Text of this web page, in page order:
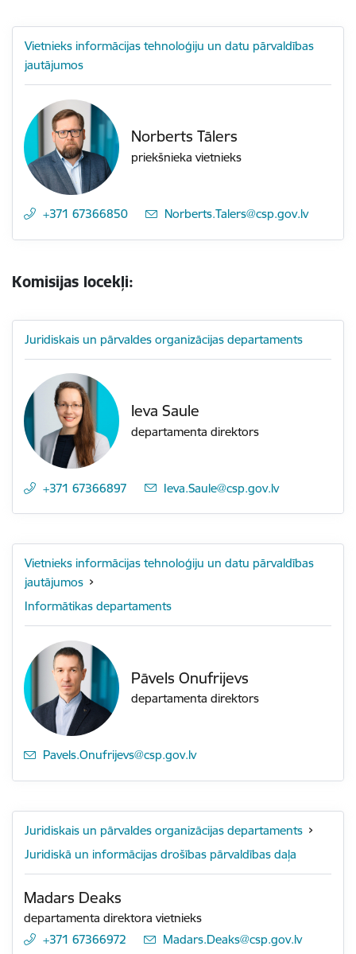
Vietnieks informācijas tehnoloģiju un datu pārvaldības
jautājumos
Norberts Tālers
priekšnieka vietnieks
+371 67366850 E-pasts:
Norberts.Talers@csp.gov.lv
Komisijas locekļi:
Juridiskais un pārvaldes organizācijas departaments
Ieva Saule
departamenta direktors
+371 67366897 E-pasts:
Ieva.Saule@csp.gov.lv
Vietnieks informācijas tehnoloģiju un datu pārvaldības
jautājumos
Informātikas departaments
Pāvels Onufrijevs
departamenta direktors
E-pasts:
Pavels.Onufrijevs@csp.gov.lv
Juridiskais un pārvaldes organizācijas departaments
Juridiskā un informācijas drošības pārvaldības daļa
Madars Deaks
departamenta direktora vietnieks
+371 67366972
E-pasts:
Madars.Deaks@csp.gov.lv